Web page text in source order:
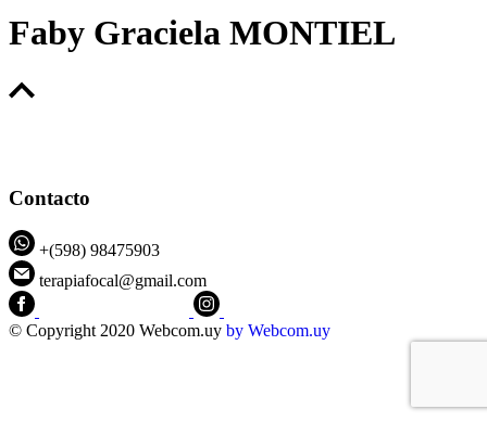
Faby Graciela MONTIEL
Contacto
+(598) 98475903
terapiafocal@gmail.com
© Copyright 2020 Webcom.uy by Webcom.uy